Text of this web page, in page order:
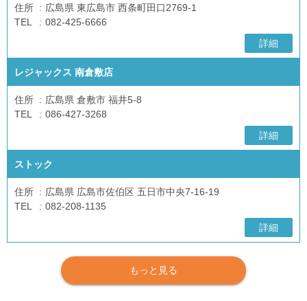
住所
広島県 東広島市 西条町田口2769-1
TEL
082-425-6666
詳細
レジャックス 南倉敷店
住所
広島県 倉敷市 福井5-8
TEL
086-427-3268
詳細
ストック
住所
広島県 広島市佐伯区 五日市中央7-16-19
TEL
082-208-1135
詳細
もっと見る